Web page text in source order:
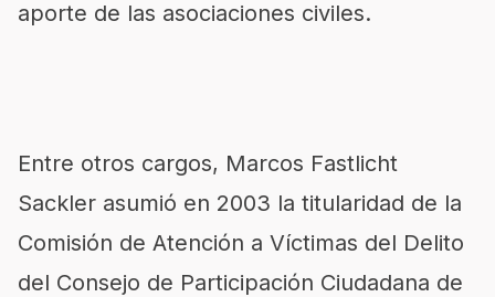
aporte de las asociaciones civiles.
Entre otros cargos, Marcos Fastlicht
Sackler asumió en 2003 la titularidad de la
Comisión de Atención a Víctimas del Delito
del Consejo de Participación Ciudadana de